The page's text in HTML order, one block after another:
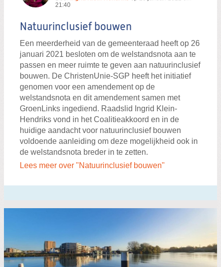
21:40
Natuurinclusief bouwen
Een meerderheid van de gemeenteraad heeft op 26
januari 2021 besloten om de welstandsnota aan te
passen en meer ruimte te geven aan natuurinclusief
bouwen. De ChristenUnie-SGP heeft het initiatief
genomen voor een amendement op de
welstandsnota en dit amendement samen met
GroenLinks ingediend. Raadslid Ingrid Klein-
Hendriks vond in het Coalitieakkoord en in de
huidige aandacht voor natuurinclusief bouwen
voldoende aanleiding om deze mogelijkheid ook in
de welstandsnota breder in te zetten.
Lees meer over "Natuurinclusief bouwen"